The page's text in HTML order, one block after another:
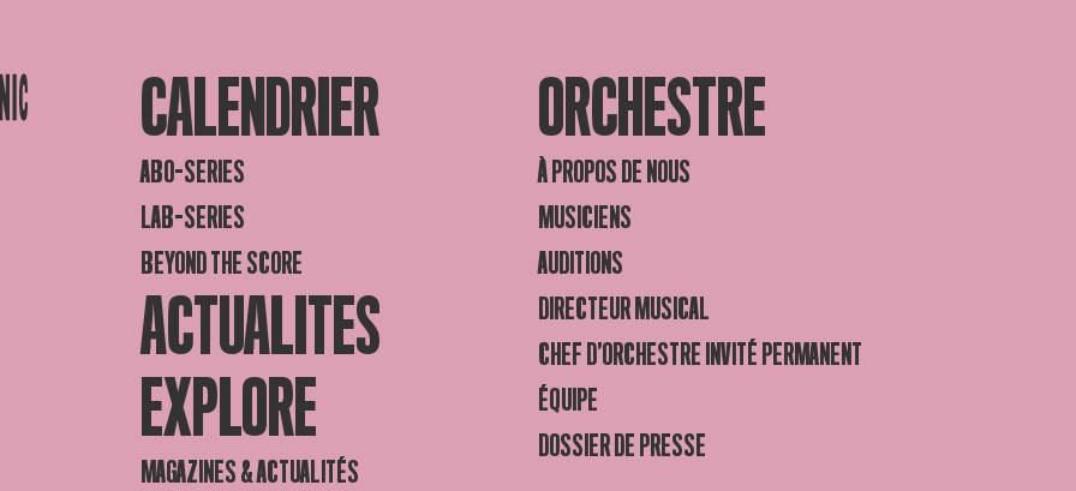
CALENDRIER
ABO-SERIES
LAB-SERIES
BEYOND THE SCORE
ACTUALITES
EXPLORE
MAGAZINES & ACTUALITÉS
ORCHESTRE
À PROPOS DE NOUS
MUSICIENS
AUDITIONS
DIRECTEUR MUSICAL
CHEF D’ORCHESTRE INVITÉ PERMANENT
ÉQUIPE
DOSSIER DE PRESSE